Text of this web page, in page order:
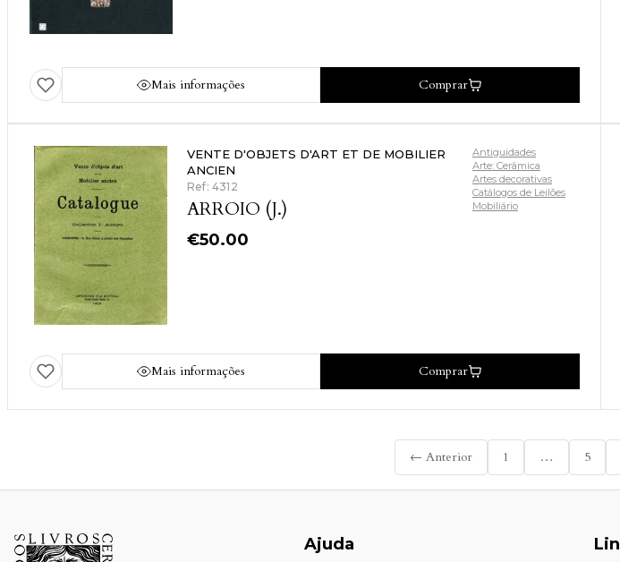
Mais informações Comprar
VENTE D'OBJETS D'ART ET DE MOBILIER
ANCIEN
Ref: 4312
ARROIO (J.)
€50.00
Antiguidades
Arte: Cerâmica
Artes decorativas
Catálogos de Leilões
Mobiliário
Mais informações Comprar
← Anterior 1 … 5
Ajuda